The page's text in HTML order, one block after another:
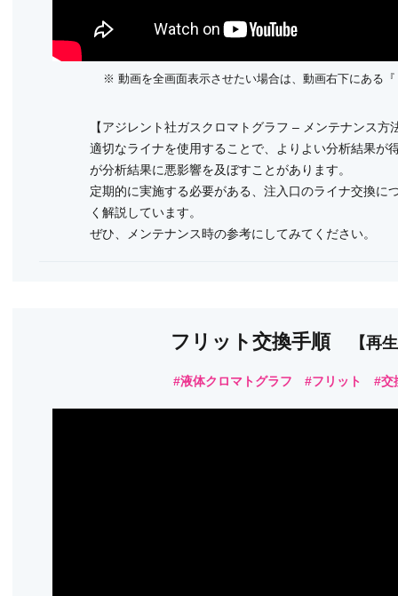
※ 動画を全画面表示させたい場合は、動画右下にある『
【アジレント社ガスクロマトグラフ – メンテナンス
適切なライナを使用することで、よりよい分析結果が
が分析結果に悪影響を及ぼすことがあります。
定期的に実施する必要がある、注入口のライナ交換に
く解説しています。
ぜひ、メンテナンス時の参考にしてみてください。
フリット交換手順 【再
#液体クロマトグラフ #フリット #